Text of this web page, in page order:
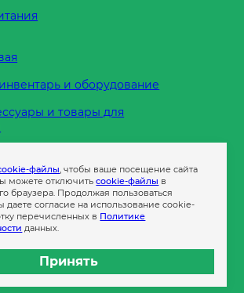
и оборудование
и товары для
файлы, чтобы ваше посещение сайта
можете отключитьcookie-файлы в
браузера. Продолжая пользоваться
согласие на использование cookie-
перечисленных в Политике
данных.
Принять